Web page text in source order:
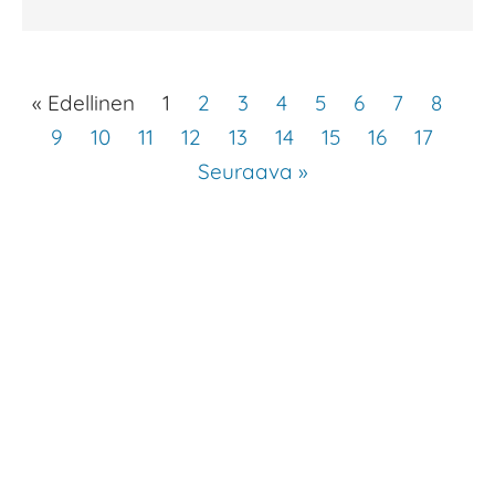
« Edellinen 1 2 3 4 5 6 7
8
9
10 11 12 13 14 15 16
17
Seuraava »